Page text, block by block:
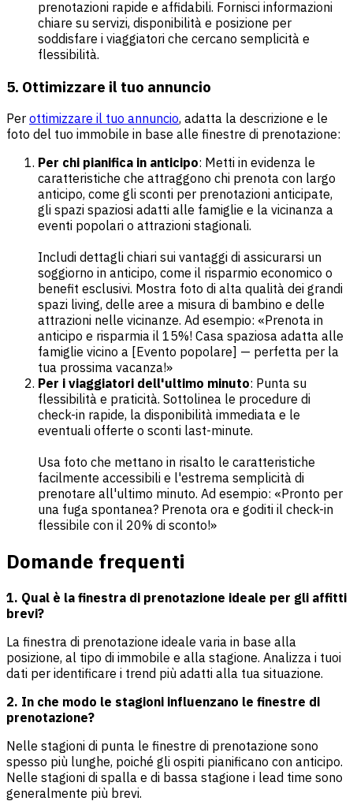
prenotazioni rapide e affidabili. Fornisci informazioni
chiare su servizi, disponibilità e posizione per
soddisfare i viaggiatori che cercano semplicità e
flessibilità.
5. Ottimizzare il tuo annuncio
Per ottimizzare il tuo annuncio, adatta la descrizione e le
foto del tuo immobile in base alle finestre di prenotazione:
Per chi pianifica in anticipo: Metti in evidenza le
caratteristiche che attraggono chi prenota con largo
anticipo, come gli sconti per prenotazioni anticipate,
gli spazi spaziosi adatti alle famiglie e la vicinanza a
eventi popolari o attrazioni stagionali.
Includi dettagli chiari sui vantaggi di assicurarsi un
soggiorno in anticipo, come il risparmio economico o
benefit esclusivi. Mostra foto di alta qualità dei grandi
spazi living, delle aree a misura di bambino e delle
attrazioni nelle vicinanze. Ad esempio: «Prenota in
anticipo e risparmia il 15%! Casa spaziosa adatta alle
famiglie vicino a [Evento popolare] — perfetta per la
tua prossima vacanza!»
Per i viaggiatori dell'ultimo minuto: Punta su
flessibilità e praticità. Sottolinea le procedure di
check-in rapide, la disponibilità immediata e le
eventuali offerte o sconti last-minute.
Usa foto che mettano in risalto le caratteristiche
facilmente accessibili e l'estrema semplicità di
prenotare all'ultimo minuto. Ad esempio: «Pronto per
una fuga spontanea? Prenota ora e goditi il check-in
flessibile con il 20% di sconto!»
Domande frequenti
1. Qual è la finestra di prenotazione ideale per gli affitti
brevi?
La finestra di prenotazione ideale varia in base alla
posizione, al tipo di immobile e alla stagione. Analizza i tuoi
dati per identificare i trend più adatti alla tua situazione.
2. In che modo le stagioni influenzano le finestre di
prenotazione?
Nelle stagioni di punta le finestre di prenotazione sono
spesso più lunghe, poiché gli ospiti pianificano con anticipo.
Nelle stagioni di spalla e di bassa stagione i lead time sono
generalmente più brevi.